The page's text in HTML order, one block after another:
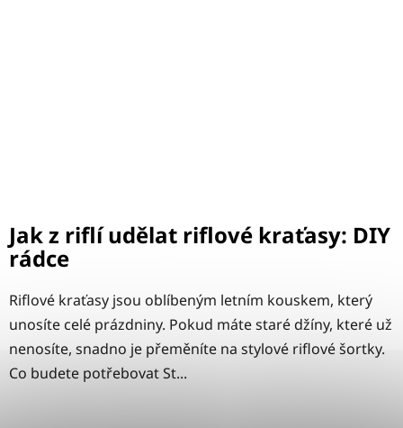
Jak z riflí udělat riflové kraťasy: DIY
rádce
Riflové kraťasy jsou oblíbeným letním kouskem, který
unosíte celé prázdniny. Pokud máte staré džíny, které už
nenosíte, snadno je přeměníte na stylové riflové šortky.
Co budete potřebovat St...